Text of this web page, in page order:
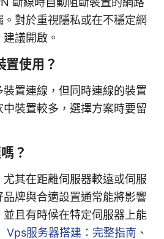
對於重視隱私或在不穩定網
議開啟。
置使用？
置連線，但同時連線的裝置
裝置較多，選擇方案時要留
？
其在距離伺服器較遠或伺服
牌與合適設置通常能將影響
且有時候在特定伺服器上能
Vps服务器搭建：完整指南、